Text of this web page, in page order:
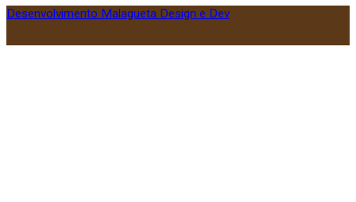
Desenvolvimento Malagueta Design e Dev